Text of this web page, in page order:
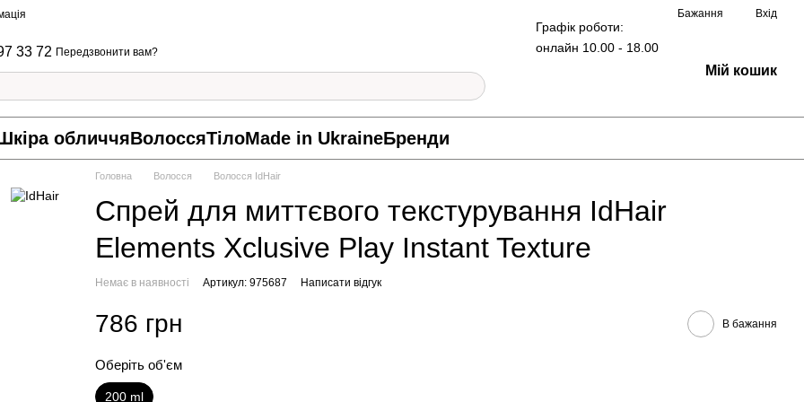
Бажання Вхід
33 72 Передзвонити вам?
Графік роботи:
онлайн 10.00 - 18.00
Мій кошик
обличчяВолоссяТілоMade in UkraineБренди
Головна Волосся Волосся IdHair
Спрей для миттєвого текстурування IdHair
Elements Xclusive Play Instant Texture
Немає в наявності Артикул: 975687 Написати відгук
786 грн В бажання
Оберіть об'єм
200 ml